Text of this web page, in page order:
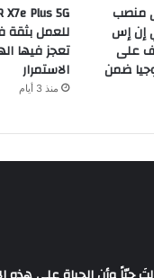
منصب
إن إس
على
ضمن
للعمل بثقة
تعجز فيها
الاستمرار
منذ 3 أيام